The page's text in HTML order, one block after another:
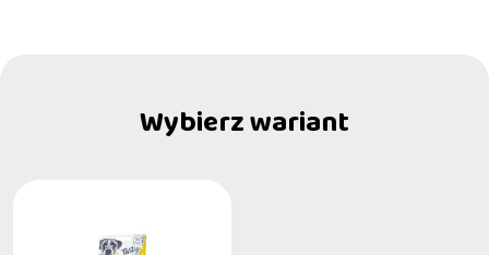
Wybierz wariant